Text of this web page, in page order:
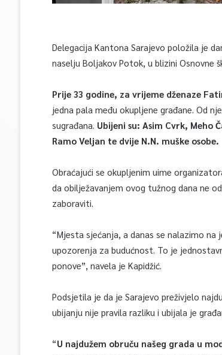
Delegacija Kantona Sarajevo položila je
naselju Boljakov Potok, u blizini Osnovne
Prije 33 godine, za vrijeme dženaze
jedna pala među okupljene građane. Od
sugrađana. Ubijeni su: Asim Cvrk, Meho
Ramo Veljan te dvije N.N. muške osobe.
Obraćajući se okupljenim uime
da obilježavanjem ovog tužnog dana ne
zaboraviti.
“Mjesta sjećanja, a danas se nalazimo
upozorenja za budućnost. To je
ponove”, navela je Kapidžić.
Podsjetila je da je Sarajevo preživjelo
ubijanju nije pravila razliku i ubijala je
“U najdužem obruču našeg grada u